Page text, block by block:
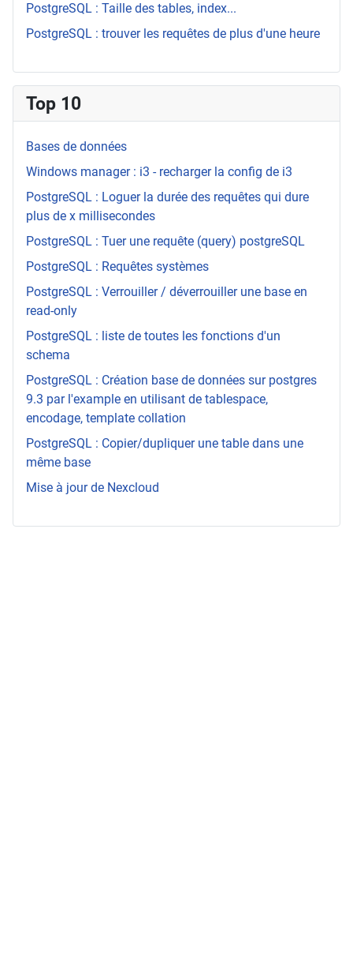
PostgreSQL : Taille des tables, index...
PostgreSQL : trouver les requêtes de plus d'une heure
Top 10
Bases de données
Windows manager : i3 - recharger la config de i3
PostgreSQL : Loguer la durée des requêtes qui dure
plus de x millisecondes
PostgreSQL : Tuer une requête (query) postgreSQL
PostgreSQL : Requêtes systèmes
PostgreSQL : Verrouiller / déverrouiller une base en
read-only
PostgreSQL : liste de toutes les fonctions d'un
schema
PostgreSQL : Création base de données sur postgres
9.3 par l'example en utilisant de tablespace,
encodage, template collation
PostgreSQL : Copier/dupliquer une table dans une
même base
Mise à jour de Nexcloud